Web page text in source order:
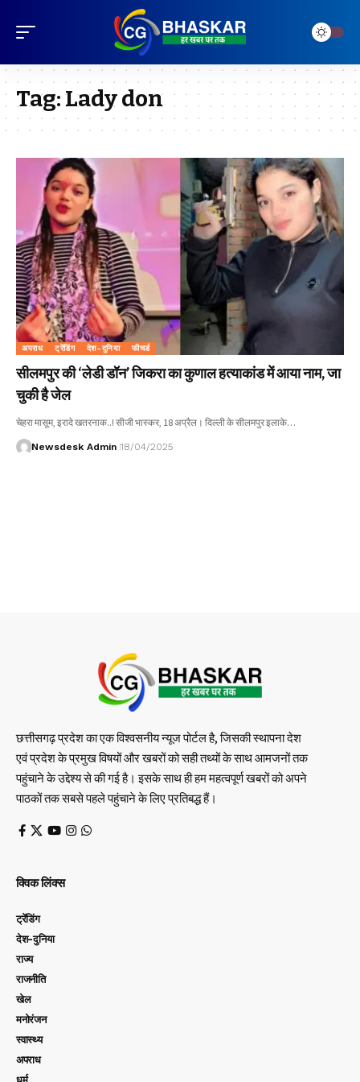
Tag:Lady don
अपराध ट्रेंडिंग देश-दुनिया फीचर्ड
सीलमपुर की ‘लेडी डॉन’ जिकरा का कुणाल हत्याकांड में आया नाम, जा
चुकी है जेल
चेहरा मासूम, इरादे खतरनाक..! सीजी भास्कर, 18 अप्रैल। दिल्ली के सीलमपुर इलाके…
Newsdesk Admin 18/04/2025
छत्तीसगढ़ प्रदेश का एक विश्वसनीय न्यूज पोर्टल है, जिसकी स्थापना देश
एवं प्रदेश के प्रमुख विषयों और खबरों को सही तथ्यों के साथ आमजनों तक
पहुंचाने के उद्देश्य से की गई है। इसके साथ ही हम महत्वपूर्ण खबरों को अपने
पाठकों तक सबसे पहले पहुंचाने के लिए प्रतिबद्ध हैं।
क्विक लिंक्स
ट्रेंडिंग
देश-दुनिया
राज्य
राजनीति
खेल
मनोरंजन
स्वास्थ्य
अपराध